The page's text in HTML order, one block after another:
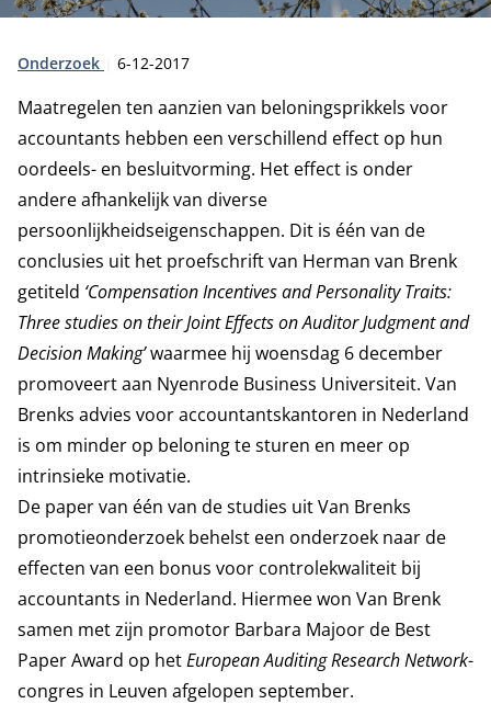
Type:
Onderzoek Publicatiedatum:
6-12-2017
Maatregelen ten aanzien van beloningsprikkels voor
accountants hebben een verschillend effect op hun
oordeels- en besluitvorming. Het effect is onder
andere afhankelijk van diverse
persoonlijkheidseigenschappen. Dit is één van de
conclusies uit het proefschrift van Herman van Brenk
getiteld ‘Compensation Incentives and Personality Traits:
Three studies on their Joint Effects on Auditor Judgment and
Decision Making’waarmee hij woensdag 6 december
promoveert aan Nyenrode Business Universiteit. Van
Brenks advies voor accountantskantoren in Nederland
is om minder op beloning te sturen en meer op
intrinsieke motivatie.
De paper van één van de studies uit Van Brenks
promotieonderzoek behelst een onderzoek naar de
effecten van een bonus voor controlekwaliteit bij
accountants in Nederland. Hiermee won Van Brenk
samen met zijn promotor Barbara Majoor de Best
Paper Award op hetEuropean Auditing Research Network-
congres in Leuven afgelopen september.